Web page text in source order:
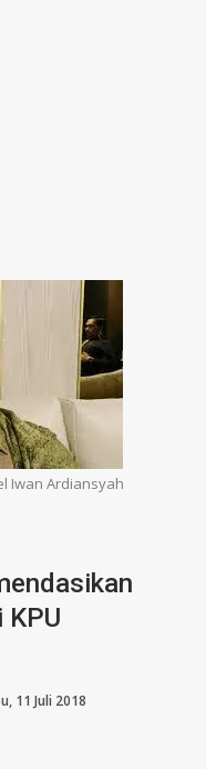
Iwan Ardiansyah
11 Juli 2018